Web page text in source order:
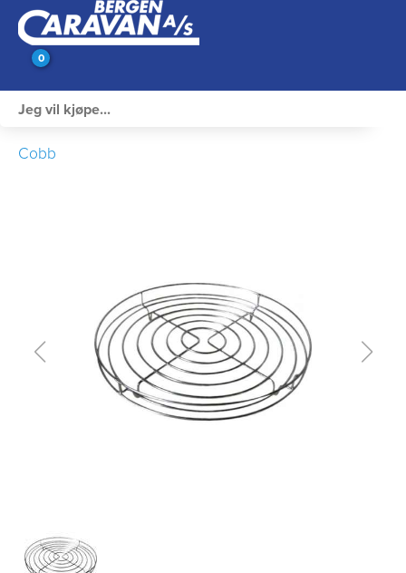
0
Rengjøring & Vedlikehold
Bil, vogn & henger
Cobb